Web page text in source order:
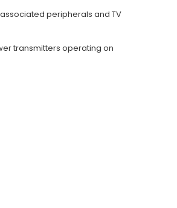
peripherals and TV
transmitters operating on